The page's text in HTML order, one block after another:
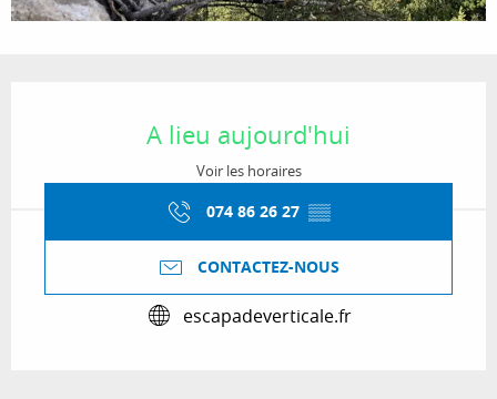
A lieu aujourd'hui
Voir les horaires
074 86 26 27 ▒▒
CONTACTEZ-NOUS
escapadeverticale.fr